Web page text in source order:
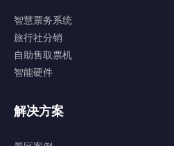
智慧票务系统
旅行社分销
自助售取票机
智能硬件
解决方案